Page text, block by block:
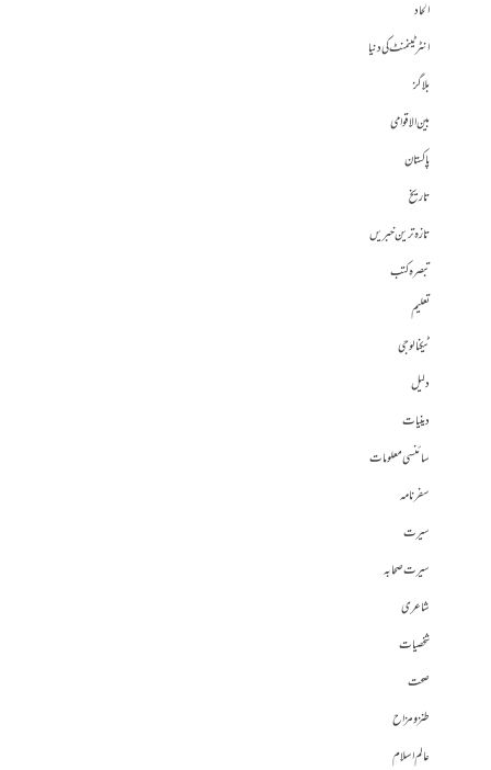
الحاد
انٹرٹینمنٹ کی دنیا
بلاگز
بین الاقوامی
پاکستان
تاریخ
تازہ ترین خبریں
تبصرہ کتب
تعلیم
ٹیکنالوجی
دلیل
دینیات
سائنسی معلومات
سفرنامہ
سیرت
سیرت صحابہ
شاعری
شخصیات
صحت
طنز و مزاح
عالم اسلام